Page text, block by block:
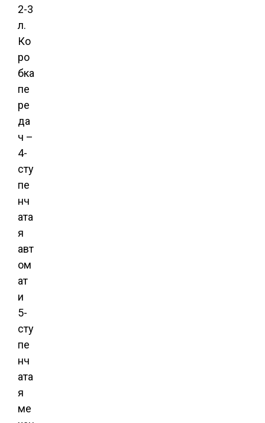
2-3
л.
Ко
ро
бка
пе
ре
да
ч –
4-
сту
пе
нч
ата
я
авт
ом
ат
и
5-
сту
пе
нч
ата
я
ме